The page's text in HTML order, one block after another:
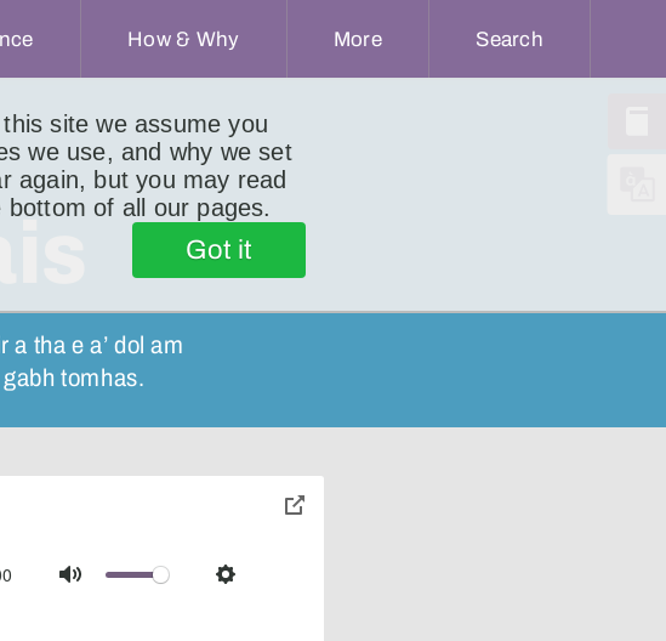
site we assume you
we use, and why we set
again, but you may read
of all our pages.
Got it
How & Why More Search
a tha e a’ dol am
tomhas.
Mute Settings
toggle